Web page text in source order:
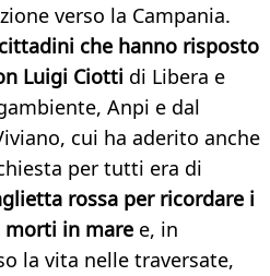
verso la Campania.
che hanno risposto
Luigi Ciotti di Libera e
Anpi e dal
cui ha aderito anche
per tutti era di
rossa per ricordare i
in mare e, in
la vita nelle traversate,